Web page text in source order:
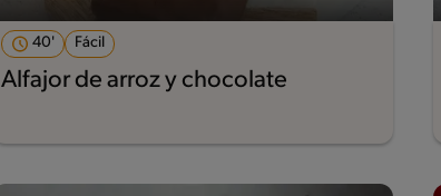
40' Fácil
Alfajor de arroz y chocolate